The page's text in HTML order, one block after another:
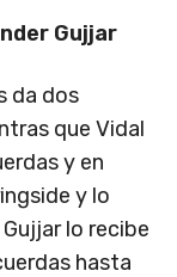
Gujjar
da dos
que Vidal
y en
y lo
lo recibe
hasta